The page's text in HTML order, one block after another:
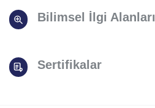
Bilimsel İlgi Alanları
Sertifikalar